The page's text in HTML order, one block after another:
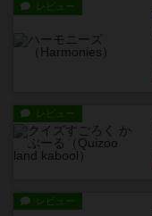
レビュー
レビュー
レビュー